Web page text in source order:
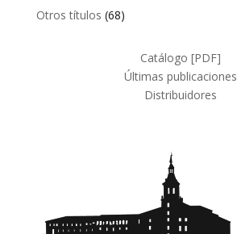
Otros títulos 6868
Catálogo [PDF]
Últimas publicaciones
Distribuidores